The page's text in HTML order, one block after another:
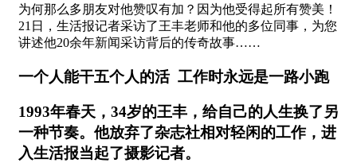
为何那么多朋友对他赞叹有加？因为他受得起所有赞美！
21日，生活报记者采访了王丰老师和他的多位同事，为您
讲述他20余年新闻采访背后的传奇故事……
一个人能干五个人的活 工作时永远是一路小跑
1993年春天，34岁的王丰，给自己的人生换了另
一种节奏。他放弃了杂志社相对轻闲的工作，进
入生活报当起了摄影记者。